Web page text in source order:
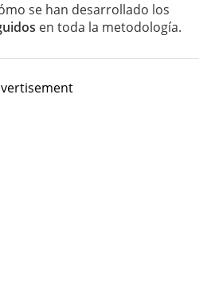
se han desarrollado los
en toda la metodología.